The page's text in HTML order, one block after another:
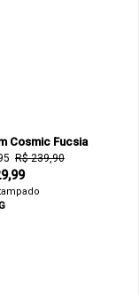
Cosmic Fucsia
R$ 239,90